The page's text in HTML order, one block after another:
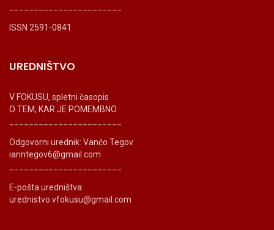
ISSN 2591-0841
UREDNIŠTVO
V FOKUSU, spletni časopis
O TEM, KAR JE POMEMBNO
Odgovorni urednik: Vančo Tegov
ianntegov6@gmail.com
E-pošta uredništva:
urednistvo.vfokusu@gmail.com